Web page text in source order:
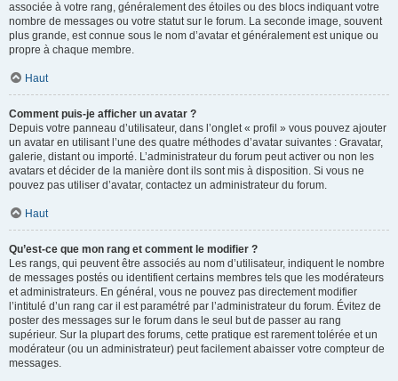
associée à votre rang, généralement des étoiles ou des blocs indiquant votre
nombre de messages ou votre statut sur le forum. La seconde image, souvent
plus grande, est connue sous le nom d’avatar et généralement est unique ou
propre à chaque membre.
Haut
Comment puis-je afficher un avatar ?
Depuis votre panneau d’utilisateur, dans l’onglet « profil » vous pouvez ajouter
un avatar en utilisant l’une des quatre méthodes d’avatar suivantes : Gravatar,
galerie, distant ou importé. L’administrateur du forum peut activer ou non les
avatars et décider de la manière dont ils sont mis à disposition. Si vous ne
pouvez pas utiliser d’avatar, contactez un administrateur du forum.
Haut
Qu’est-ce que mon rang et comment le modifier ?
Les rangs, qui peuvent être associés au nom d’utilisateur, indiquent le nombre
de messages postés ou identifient certains membres tels que les modérateurs
et administrateurs. En général, vous ne pouvez pas directement modifier
l’intitulé d’un rang car il est paramétré par l’administrateur du forum. Évitez de
poster des messages sur le forum dans le seul but de passer au rang
supérieur. Sur la plupart des forums, cette pratique est rarement tolérée et un
modérateur (ou un administrateur) peut facilement abaisser votre compteur de
messages.